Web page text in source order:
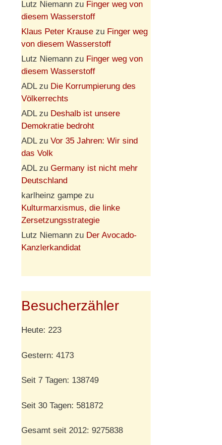
Lutz Niemann zu Finger weg von
diesem Wasserstoff
Klaus Peter Krause zu Finger weg
von diesem Wasserstoff
Lutz Niemann zu Finger weg von
diesem Wasserstoff
ADLzu Die Korrumpierung des
Völkerrechts
ADLzu Deshalb ist unsere
Demokratie bedroht
ADLzu Vor 35 Jahren: Wir sind
das Volk
ADLzu Germany ist nicht mehr
Deutschland
karlheinz gampe zu
Kulturmarxismus, die linke
Zersetzungsstrategie
Lutz Niemann zu Der Avocado-
Kanzlerkandidat
Besucherzähler
Heute: 223
Gestern: 4173
Seit 7 Tagen: 138749
Seit 30 Tagen: 581872
Gesamt seit 2012: 9275838